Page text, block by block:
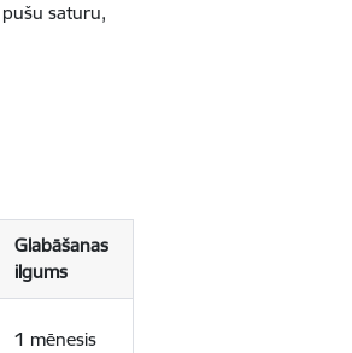
saturu,
Glabāšanas
ilgums
1 mēnesis